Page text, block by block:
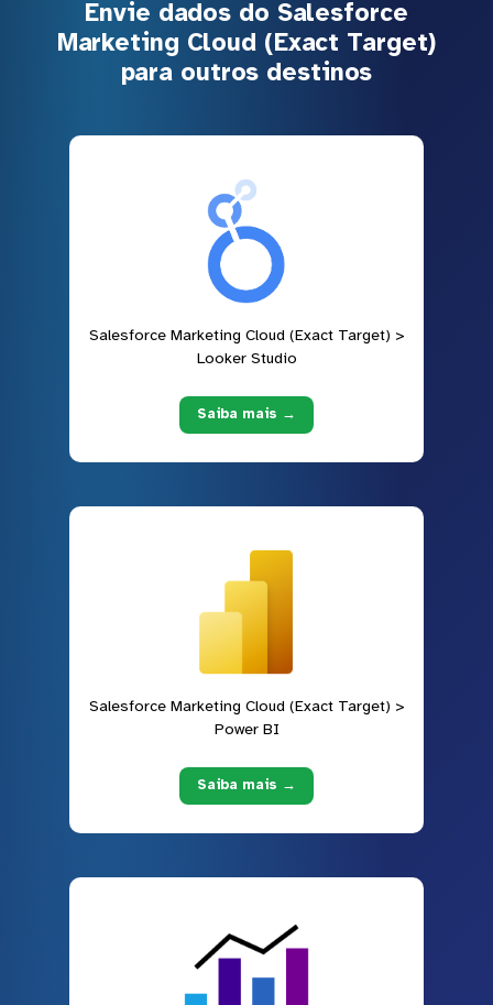
Envie dados do Salesforce
Marketing Cloud (Exact Target)
para outros destinos
Salesforce Marketing Cloud (Exact Target) >
Looker Studio
Saiba mais →
Salesforce Marketing Cloud (Exact Target) >
Power BI
Saiba mais →